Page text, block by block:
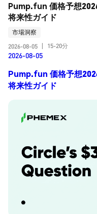
Pump.fun 価格予想
将来性ガイド
市場洞察
2026-08-05
15-20分
2026-08-05
Pump.fun 価格予想
将来性ガイド